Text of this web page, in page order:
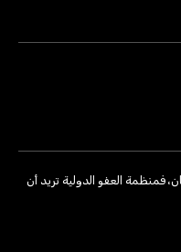
فمنظمة العفو الدولية تريد أن